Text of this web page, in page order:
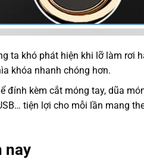
ta khó phát hiện khi lỡ làm rơi
khóa nhanh chóng hơn.
đính kèm cắt móng tay, dũa
tiện lợi cho mỗi lần mang
nay